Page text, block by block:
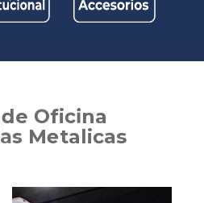
de Oficina
as Metalicas